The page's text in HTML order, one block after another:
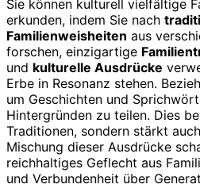
Sie können kulturell vielfältige
erkunden, indem Sie nach
Familienweisheiten aus
forschen, einzigartige
und kulturelle Ausdrücke
Erbe in Resonanz stehen.
um Geschichten und
Hintergründen zu teilen. Dies
Traditionen, sondern stärkt
Mischung dieser Ausdrücke
reichhaltiges Geflecht aus
und Verbundenheit über